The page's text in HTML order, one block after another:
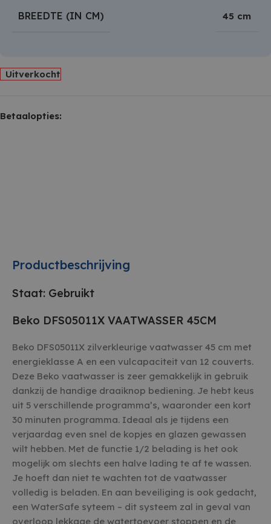
BREEDTE (IN CM) 45 cm
Uitverkocht
Betaalopties:
Productbeschrijving
Staat: Gebruikt
Beko DFS05011X VAATWASSER 45CM
Beko DFS05011X zilverkleurige vaatwasser 45 cm met
energieklasse A en een vulcapaciteit van 12 couverts.
Deze Beko vaatwasser is zeer gemakkelijk in gebruik
dankzij de handige draaiknop bediening. Je hebt keus
uit 5 verschillende programma’s, waaronder een kort
30 minuten programma. Ideaal als je tijdens een
verjaardag even snel de kopjes en glazen gewassen
wilt hebben. Met de functie 1/2 belading is het ook
mogelijk om slechts een halve lading te af te wassen.
Je hoeft dan niet te wachten tot de vaatwasser
volledig is beladen. En aan beveiliging is ook gedacht,
een WaterSafe syteem – dit systeem zal in geval van
overloop lekkage de watertoevoer stoppen en de